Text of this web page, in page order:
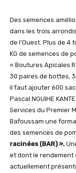
Des semences
dans les trois
de l’Ouest. Plus de 4
KG de semences de
« Boutures Apicales
30 paires de bottes,
il faut ajouter 600
Pascal NGUIHE
Services du Premier
Bafoussam une
des semences de
racinées (BAR) ».
et dont le rendement
actuellement